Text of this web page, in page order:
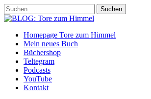
Suchen
nach:
Main
menu
Skip
content
Homepage Tore zum Himmel
Mein neues Buch
Büchershop
Teltegram
Podcasts
YouTube
Kontakt